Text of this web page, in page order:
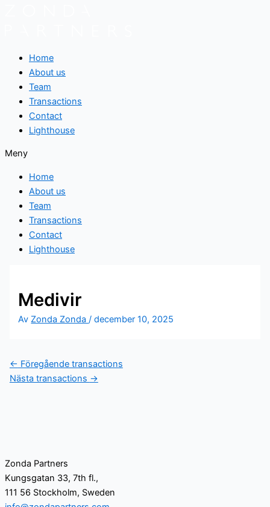
Home
About us
Team
Transactions
Contact
Lighthouse
Meny
Home
About us
Team
Transactions
Contact
Lighthouse
Medivir
Av Zonda Zonda/december 10, 2025
← Föregående transactions
Nästa transactions →
Zonda Partners
Kungsgatan 33, 7th fl.,
111 56 Stockholm, Sweden